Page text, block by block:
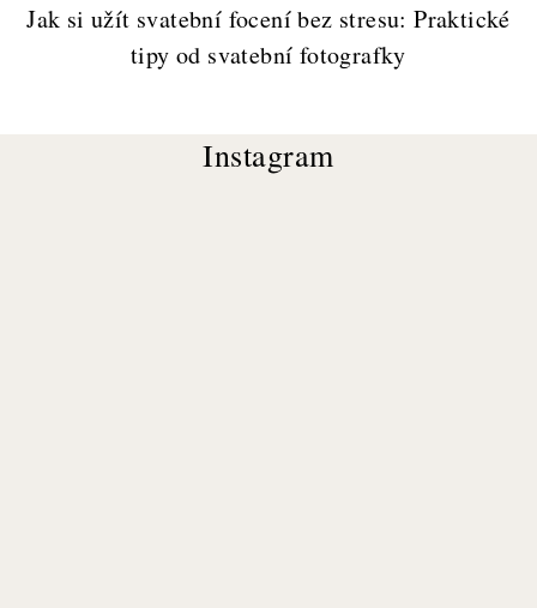
Jak si užít svatební focení bez stresu: Praktické
tipy od svatební fotografky
Instagram